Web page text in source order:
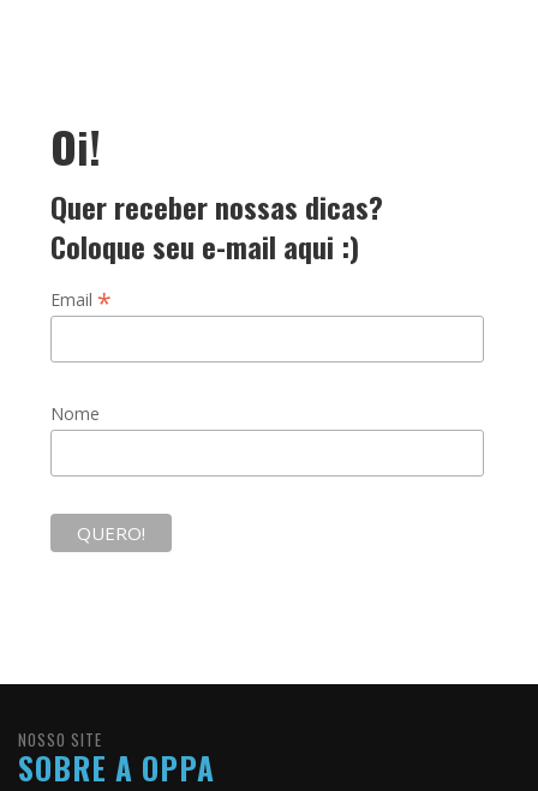
Oi!
Quer receber nossas dicas?
Coloque seu e-mail aqui :)
Email *
Nome
NOSSO SITE
SOBRE A OPPA